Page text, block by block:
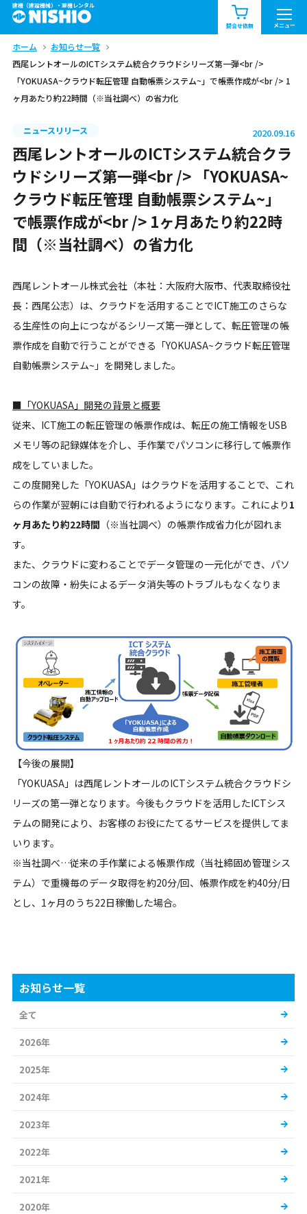
建機（建設機械）・重機レンタル
問合せ依頼 メニュー
商品一覧 お知らせ一覧
問合せ依頼リスト
エリア情報を見る
中部 関西 中国・四国
九州・沖縄（外部）
ホーム
お知らせ一覧
西尾レントオールのICTシステム統合クラウドシリーズ第一弾<br />
「YOKUASA~クラウド転圧管理 自動帳票システム~」で帳票作成が<br /> 1
ヶ月あたり約22時間（※当社調べ）の省力化
ニュースリリース 2020.09.16
西尾レントオールのICTシステム統合クラ
ウドシリーズ第一弾<br /> 「YOKUASA~
クラウド転圧管理 自動帳票システム~」
で帳票作成が<br /> 1ヶ月あたり約22時
間（※当社調べ）の省力化
西尾レントオール株式会社（本社：大阪府大阪市、代表取締役社
長：西尾公志）は、クラウドを活用することでICT施工のさらな
る生産性の向上につながるシリーズ第一弾として、転圧管理の帳
票作成を自動で行うことができる「YOKUASA~クラウド転圧管理
自動帳票システム~」を開発しました。
■「YOKUASA」開発の背景と概要
従来、ICT施工の転圧管理の帳票作成は、転圧の施工情報をUSB
メモリ等の記録媒体を介し、手作業でパソコンに移行して帳票作
成をしていました。
この度開発した「YOKUASA」はクラウドを活用することで、これ
らの作業が翌朝には自動で行われるようになります。これにより 1
ヶ月あたり約22時間 （※当社調べ）の帳票作成省力化が図れま
す。
また、クラウドに変わることでデータ管理の一元化ができ、パソ
コンの故障・紛失によるデータ消失等のトラブルもなくなりま
す。
【今後の展開】
「YOKUASA」は西尾レントオールのICTシステム統合クラウドシ
リーズの第一弾となります。今後もクラウドを活用したICTシス
テムの開発により、お客様のお役にたてるサービスを提供してま
いります。
※当社調べ…従来の手作業による帳票作成（当社締固め管理シス
テム）で重機毎のデータ取得を約20分/回、帳票作成を約40分/日
とし、1ヶ月のうち22日稼働した場合。
お知らせ一覧
全て
2026年
2025年
2024年
2023年
2022年
2021年
2020年